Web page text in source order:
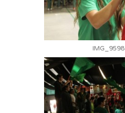
IMG_9598